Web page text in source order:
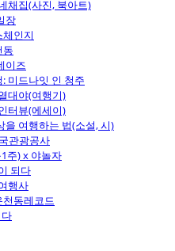
채집(사진, 북아트)
장
인지
동
이즈
미드나잇 인 청주
대야(여행기)
터뷰(에세이)
을 여행하는 법(소설, 시)
관광공사
주) x 야놀자
되다
행사
동레코드